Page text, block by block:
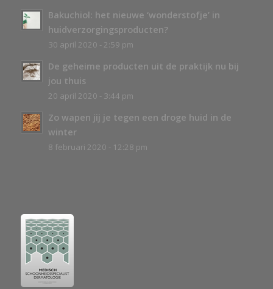
Bakuchiol: het nieuwe ‘wonderstofje’ in
huidverzorgingsproducten?
30 april 2020 - 2:59 pm
De geheime producten uit de praktijk nu bij
jou thuis
20 april 2020 - 3:44 pm
Zo wapen jij je tegen een droge huid in de
winter
8 februari 2020 - 12:28 pm